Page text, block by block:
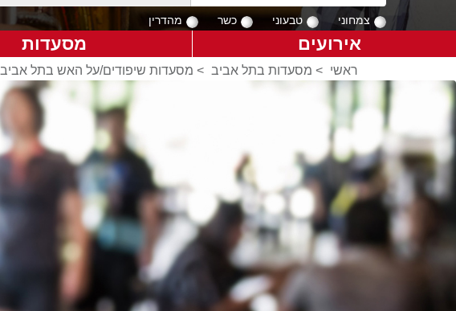
צמחוני טבעוני כשר מהדרין
אירועים מסעדות
ראשי > מסעדות בתל אביב > מסעדות שיפודים/על האש בתל אביב